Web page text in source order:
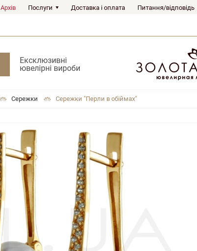
Архів Послуги Доставка і оплата Питання/відповідь
Ексклюзивні
ювелірні вироби
Сережки Сережки "Перли в обіймах"